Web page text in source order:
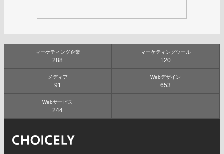
マーケティング企業
288
マーケティングツール
120
メディア
91
Webデザイン
653
Webサービス
244